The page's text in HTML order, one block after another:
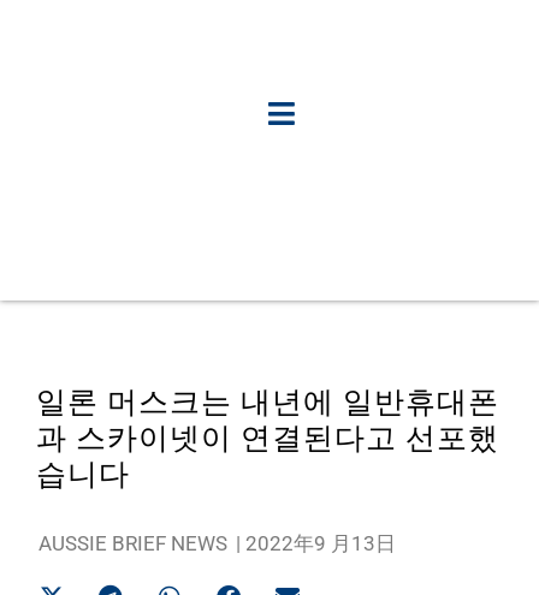
일론 머스크는 내년에 일반휴대폰
과 스카이넷이 연결된다고 선포했
습니다
AUSSIE BRIEF NEWS | 2022年9 月13日